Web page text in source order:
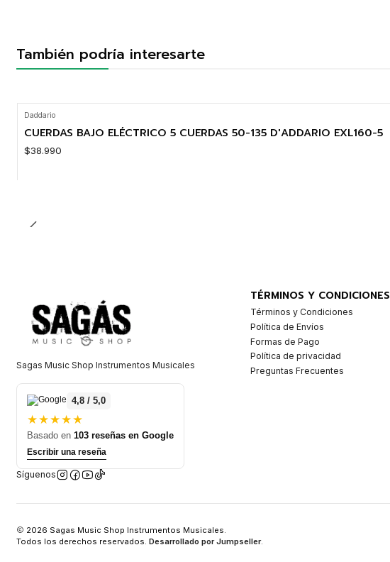
También podría interesarte
Daddario
CUERDAS BAJO ELÉCTRICO 5 CUERDAS 50-135 D'ADDARIO EXL160-5
$38.990
Sagas Music Shop Instrumentos Musicales
4,8 / 5,0
★★★★★
Basado en 103 reseñas en Google
Escribir una reseña
Síguenos
TÉRMINOS Y CONDICIONES
Términos y Condiciones
Política de Envíos
Formas de Pago
Política de privacidad
Preguntas Frecuentes
2026 Sagas Music Shop Instrumentos Musicales.
Todos los derechos reservados. Desarrollado por Jumpseller.